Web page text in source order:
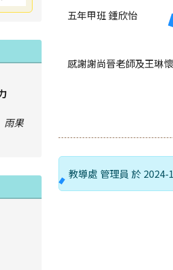
雨果
五年甲班 鍾欣怡
感謝謝尚晉老師及王琳
教導處 管理員 於